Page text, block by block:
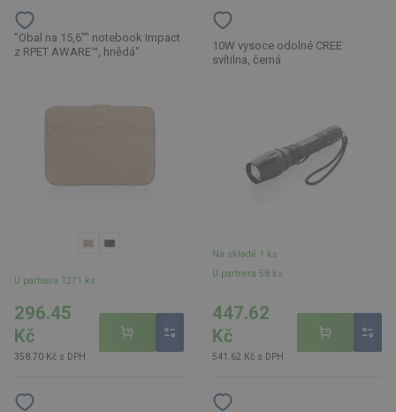
"Obal na 15,6"" notebook Impact
z RPET AWARE™, hnědá"
U partnera 1271 ks
296.45
Kč
358.70 Kč s DPH
10W vysoce odolné CREE
svítilna, černá
Na skladě 1 ks
U partnera 58 ks
447.62
Kč
541.62 Kč s DPH